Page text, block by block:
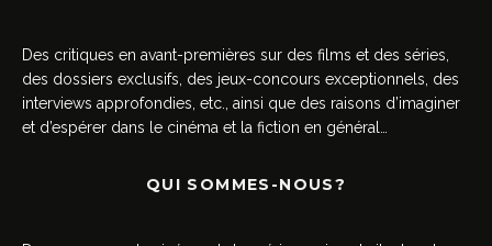
Des critiques en avant-premières sur des films et des séries,
des dossiers exclusifs, des jeux-concours exceptionnels, des
interviews approfondies, etc., ainsi que des raisons d’imaginer
et d’espérer dans le cinéma et la fiction en général…
QUI SOMMES-NOUS?